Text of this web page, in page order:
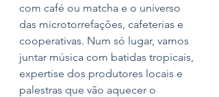
com café ou matcha e o universo
das microtorrefações, cafeterias e
cooperativas. Num só lugar, vamos
juntar música com batidas tropicais,
expertise dos produtores locais e
palestras que vão aquecer o